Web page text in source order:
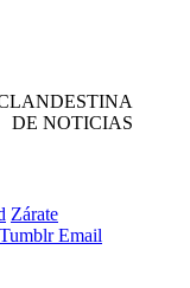
DE NOTICIAS
Zárate
Tumblr Email